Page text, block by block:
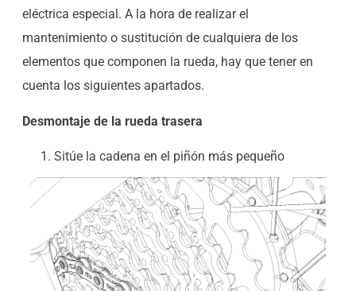
eléctrica especial. A la hora de realizar el
mantenimiento o sustitución de cualquiera de los
elementos que componen la rueda, hay que tener en
cuenta los siguientes apartados.
Desmontaje de la rueda trasera
Sitúe la cadena en el piñón más pequeño